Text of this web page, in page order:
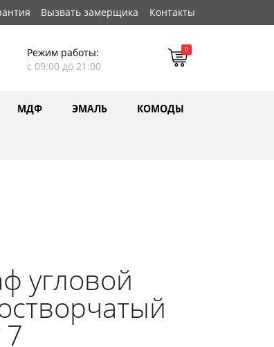
Вызвать замерщика Контакты
Режим работы:
с 09:00 до 21:00
0
МДФ ЭМАЛЬ КОМОДЫ
угловой